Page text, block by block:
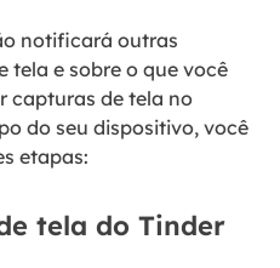
notificará outras
tela e sobre o que você
capturas de tela no
do seu dispositivo, você
etapas:
tela do Tinder